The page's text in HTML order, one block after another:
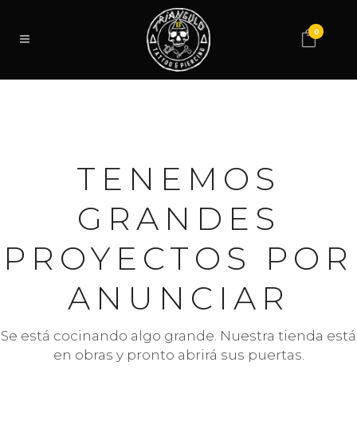
0
TENEMOS
GRANDES
PROYECTOS POR
ANUNCIAR
Se está cocinando algo grande. Nuestra tienda está
en obras y pronto abrirá sus puertas.